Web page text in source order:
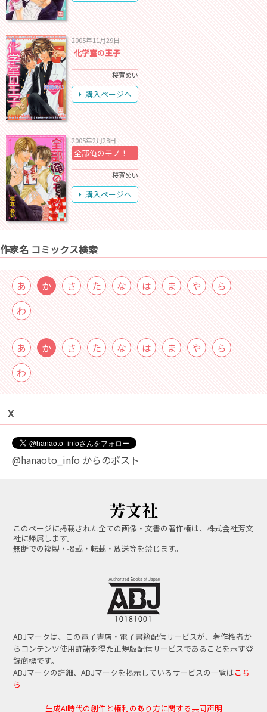
2005年11月29日
化学室の王子
桜賀めい
購入ページへ
2005年2月28日
全部俺のモノ！
桜賀めい
購入ページへ
作家名 コミックス検索
あ か さ た な は ま や
ら
わ
あ か さ た な は ま や
ら
わ
Ｘ
@hanaoto_info からのポスト
このページに掲載された全ての画像・文書の著作権は、株式会社芳文
社に帰属します。
無断での複製・掲載・転載・放送等を禁じます。
ABJマークは、この電子書店・電子書籍配信サービスが、著作権者か
らコンテンツ使用許諾を得た正規版配信サービスであることを示す登
録商標です。
ABJマークの詳細、ABJマークを掲示しているサービスの一覧はこち
ら
生成AI時代の創作と権利のあり方に関する共同声明